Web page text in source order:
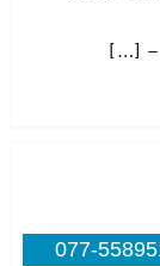
– […]
077-